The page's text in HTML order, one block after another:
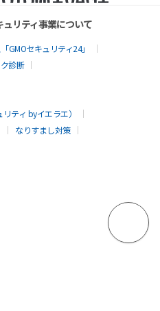
リティ事業について
GMOセキュリティ24」
診断
ティ byイエラエ）
なりすまし対策